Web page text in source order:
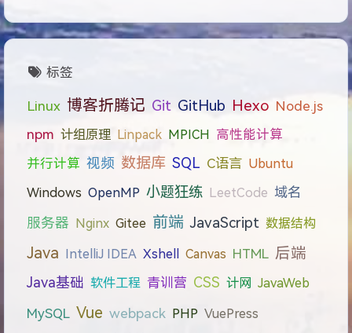
标签
Linux 博客折腾记 Git GitHub Hexo Node.js
npm 计组原理 Linpack MPICH 高性能计算
并行计算 视频 数据库 SQL C语言 Ubuntu
Windows OpenMP 小题狂练 LeetCode 域名
服务器 Nginx Gitee 前端 JavaScript 数据结构
Java IntelliJ IDEA Xshell Canvas HTML 后端
Java基础 软件工程 青训营 CSS 计网 JavaWeb
MySQL Vue webpack PHP VuePress